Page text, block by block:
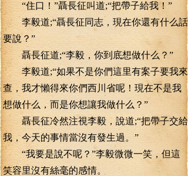
“住口！”聶長征叫道;“把帶子給我！”
李毅道;“聶長征同志，現在你還有什么話
要說？”
聶長征道;“李毅，你到底想做什么？”
李毅道;“如果不是你們這里有案子要我來
查，我才懶得來你們西川省呢！現在不是我
想做什么，而是你想讓我做什么？”
聶長征冷然注視李毅，說道;“把帶子交給
我，今天的事情當沒有發生過。”
“我要是說不呢？”李毅微微一笑，但這
笑容里沒有絲毫的感情。